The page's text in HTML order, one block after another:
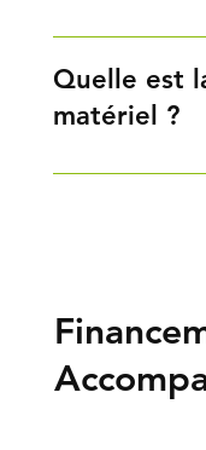
Très peu. Un
contrôle des
buses d’injection
guide d’entretien
Quelle est
matériel ?
DFPBOOST est